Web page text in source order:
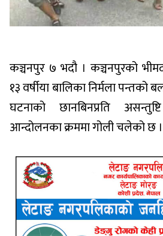
कञ्चनपुर ७ भदौ । कञ्चनपुरको
१३ वर्षीया बालिका निर्मला पन्तको
घटनाको छानबिनप्रति
आन्दोलनका क्रममा गोली चलेको छ ।